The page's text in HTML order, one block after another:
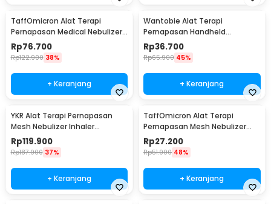
TaffOmicron Alat Terapi
Pernapasan Medical Nebulizer
Inhaler Atomizer - JSL-W309
Rp76.700
Rp122.900 38%
+ Keranjang
Wantobie Alat Terapi
Pernapasan Handheld
Nebulizer Inhaler Atomizer -
ZH-N3
Rp36.700
Rp65.900 45%
+ Keranjang
YKR Alat Terapi Pernapasan
Mesh Nebulizer Inhaler
Atomizer - YK-N5BA
Rp119.900
Rp187.900 37%
+ Keranjang
TaffOmicron Alat Terapi
Pernapasan Mesh Nebulizer
Inhaler Atomizer Baterai
Rechargeable - JSL-W302
Rp27.200
Rp51.900 48%
+ Keranjang